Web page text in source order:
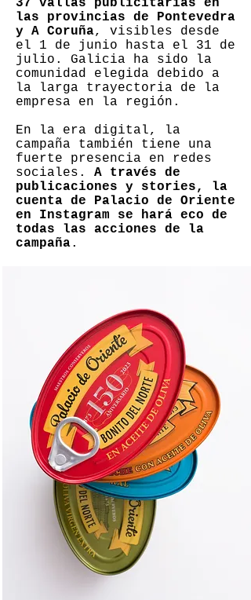
37 vallas publicitarias en
las provincias de Pontevedra
y A Coruña, visibles desde
el 1 de junio hasta el 31 de
julio. Galicia ha sido la
comunidad elegida debido a
la larga trayectoria de la
empresa en la región.
En la era digital, la
campaña también tiene una
fuerte presencia en redes
sociales. A través de
publicaciones y stories, la
cuenta de Palacio de Oriente
en Instagram se hará eco de
todas las acciones de la
campaña.